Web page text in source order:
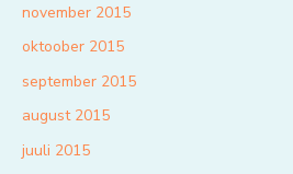
november 2015
oktoober 2015
september 2015
august 2015
juuli 2015